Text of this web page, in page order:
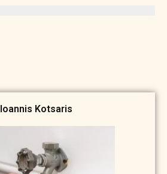
Ioannis Kotsaris